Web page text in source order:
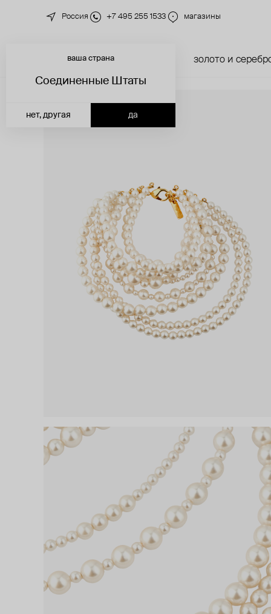
Россия +7 495 255 1533 магазины
новинки золото и
ваша страна
Соединенные Штаты
да
нет, другая